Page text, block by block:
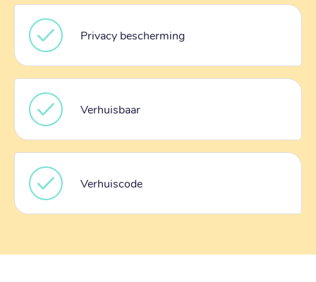
Privacy bescherming
Verhuisbaar
Verhuiscode